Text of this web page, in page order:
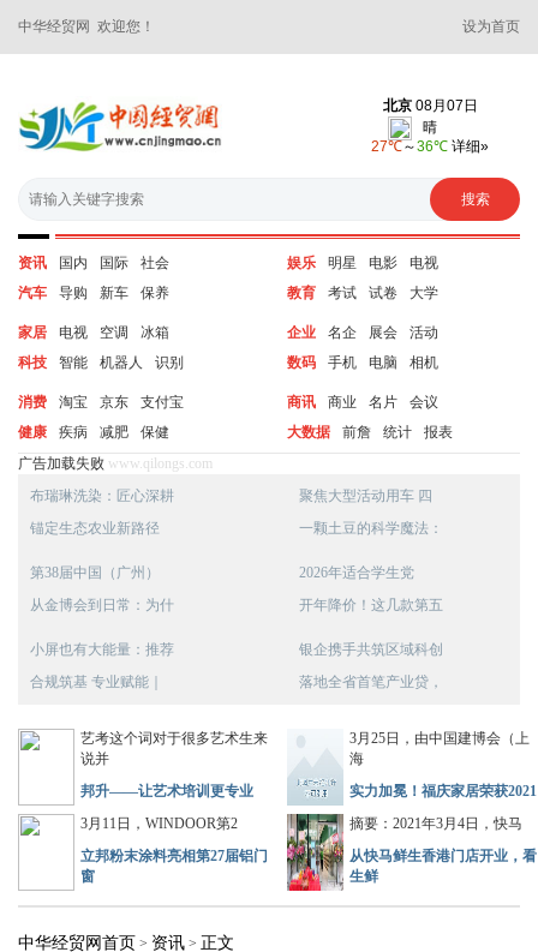
中华经贸网 欢迎您！ 设为首页
资讯 国内 国际
社会
汽车
导购 新车 保养
娱乐 明星 电影
电视
教育
考试 试卷 大学
家居 电视 空调
冰箱
科技
智能 机器人 识别
企业 名企 展会
活动
数码
手机 电脑 相机
消费 淘宝 京东
支付宝
健康
疾病 减肥 保健
商讯 商业 名片
会议
大数据
前詹 统计
报表
广告加载失败 www.qilongs.com
布瑞琳洗染：匠心深耕
锚定生态农业新路径
聚焦大型活动用车 四
一颗土豆的科学魔法：
第38届中国（广州）
从金博会到日常：为什
2026年适合学生党
开年降价！这几款第五
小屏也有大能量：推荐
合规筑基 专业赋能｜
银企携手共筑区域科创
落地全省首笔产业贷，
艺考这个词对于很多艺术生来
说并
邦升——让艺术培训更专业
3月25日，由中国建博会（上
海
实力加冕！福庆家居荣获2021
3月11日，WINDOOR第2
立邦粉末涂料亮相第27届铝门
窗
摘要：2021年3月4日，快马
从快马鲜生香港门店开业，看
生鲜
中华经贸网首页 > 资讯 > 正文